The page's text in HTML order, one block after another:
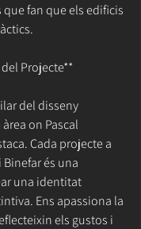
fan que els edificis
Projecte**
del disseny
on Pascal
Cada projecte a
és una
una identitat
Ens apassiona la
els gustos i